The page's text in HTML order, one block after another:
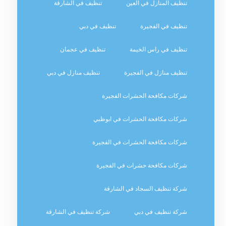
تنظيف المنازل في العين تنظيف في الشارقة
تنظيف في الفجيرة تنظيف في دبي
تنظيف في راس الخيمة تنظيف في عجمان
تنظيف منازل في الفجيرة تنظيف منازل في دبي
شركات مكافحة الحشرات الفجيرة
شركات مكافحة الحشرات في ابوظبي
شركات مكافحة الحشرات في الفجيرة
شركات مكافحة حشرات في الفجيرة
شركة تنظيف السجاد في الشارقة
شركة تنظيف في دبي شركة تنظيف في الشارقة